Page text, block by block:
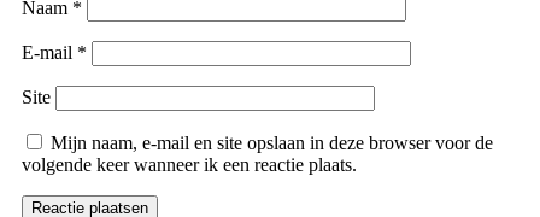
Naam *
E-mail *
Site
Mijn naam, e-mail en site opslaan in deze browser voor de
volgende keer wanneer ik een reactie plaats.